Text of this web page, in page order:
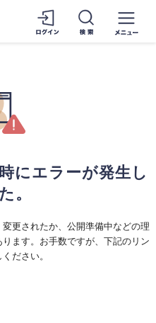
にエラーが発生し
。
更されたか、公開準備中などの理
ます。お手数ですが、下記のリン
ださい。